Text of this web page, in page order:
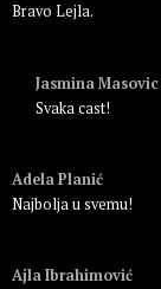
Bravo Lejla.
Jasmina Masovic
Svaka cast!
Adela Planić
Najbolja u svemu!
Ajla Ibrahimović